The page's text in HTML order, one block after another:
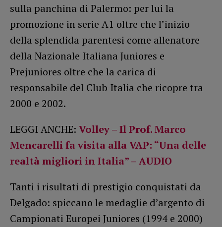
sulla panchina di Palermo: per lui la
promozione in serie A1 oltre che l’inizio
della splendida parentesi come allenatore
della Nazionale Italiana Juniores e
Prejuniores oltre che la carica di
responsabile del Club Italia che ricopre tra
2000 e 2002.
LEGGI ANCHE: Volley – Il Prof. Marco
Mencarelli fa visita alla VAP: “Una delle
realtà migliori in Italia” – AUDIO
Tanti i risultati di prestigio conquistati da
Delgado: spiccano le medaglie d’argento di
Campionati Europei Juniores (1994 e 2000)